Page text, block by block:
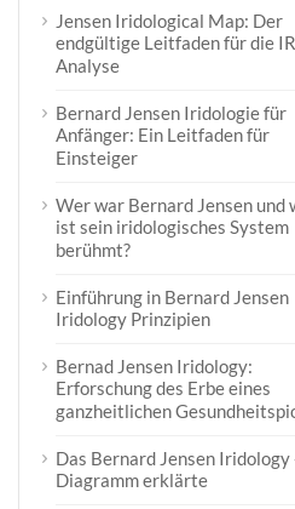
Jensen Iridological Map: Der
endgültige Leitfaden für die
Analyse
Bernard Jensen Iridologie für
Anfänger: Ein Leitfaden für
Einsteiger
Wer war Bernard Jensen und
ist sein iridologisches System
berühmt?
Einführung in Bernard Jensen
Iridology Prinzipien
Bernad Jensen Iridology:
Erforschung des Erbe eines
ganzheitlichen
Das Bernard Jensen Iridology
Diagramm erklärte